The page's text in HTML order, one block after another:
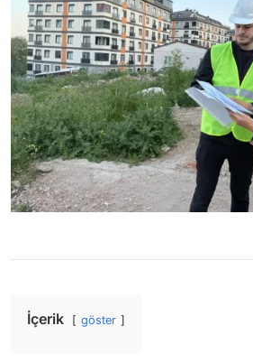
İçerik göster